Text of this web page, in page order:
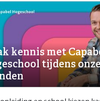
kennis met
tijdens